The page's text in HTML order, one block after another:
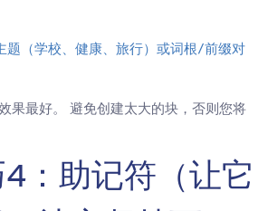
题（学校、健康、旅行）或词根/前缀对
果最好。 避免创建太大的块，否则您将
：助记符（让它